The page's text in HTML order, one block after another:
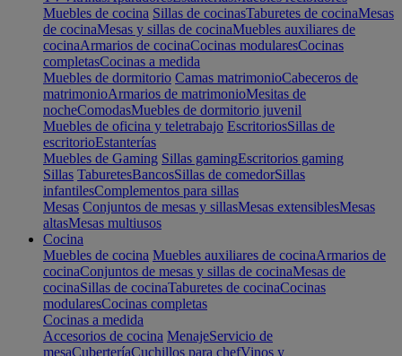
Muebles de cocina Sillas de cocinasTaburetes de cocinaMesas
de cocinaMesas y sillas de cocinaMuebles auxiliares de
cocinaArmarios de cocinaCocinas modularesCocinas
completasCocinas a medida
Muebles de dormitorio Camas matrimonioCabeceros de
matrimonioArmarios de matrimonioMesitas de
nocheComodasMuebles de dormitorio juvenil
Muebles de oficina y teletrabajo EscritoriosSillas de
escritorioEstanterías
Muebles de Gaming Sillas gamingEscritorios gaming
Sillas TaburetesBancosSillas de comedorSillas
infantilesComplementos para sillas
Mesas Conjuntos de mesas y sillasMesas extensiblesMesas
altasMesas multiusos
Cocina
Muebles de cocina Muebles auxiliares de cocinaArmarios de
cocinaConjuntos de mesas y sillas de cocinaMesas de
cocinaSillas de cocinaTaburetes de cocinaCocinas
modularesCocinas completas
Cocinas a medida
Accesorios de cocina MenajeServicio de
mesaCuberteríaCuchillos para chefVinos y